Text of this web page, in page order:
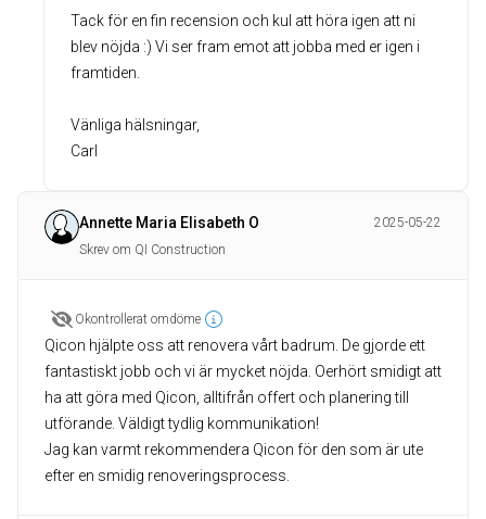
Tack för en fin recension och kul att höra igen att ni
blev nöjda :) Vi ser fram emot att jobba med er igen i
framtiden.
Vänliga hälsningar,
Carl
Annette Maria Elisabeth O
2025-05-22
Skrev om QI Construction
Okontrollerat omdöme
Qicon hjälpte oss att renovera vårt badrum. De gjorde ett
fantastiskt jobb och vi är mycket nöjda. Oerhört smidigt att
ha att göra med Qicon, alltifrån offert och planering till
utförande. Väldigt tydlig kommunikation!
Jag kan varmt rekommendera Qicon för den som är ute
efter en smidig renoveringsprocess.